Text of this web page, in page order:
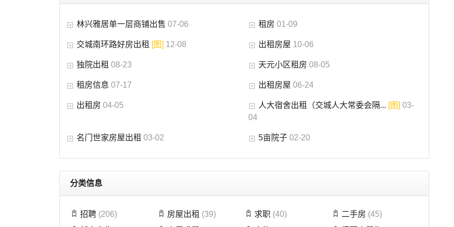
林兴雅居单一层商铺出售 07-06 租房 01-09
交城南环路好房出租 [图] 12-08 出租房屋 10-06
独院出租 08-23 天元小区租房 08-05
租房信息 07-17 出租房屋 06-24
出租房 04-05 人大宿舍出租（交城人大常委会隔... [图] 03-
04
名门世家房屋出租 03-02 5亩院子 02-20
分类信息
招聘 (206) 房屋出租 (39) 求职 (40) 二手房 (45)